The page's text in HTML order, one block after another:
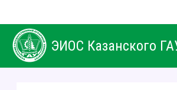
ЭИОС Казанского